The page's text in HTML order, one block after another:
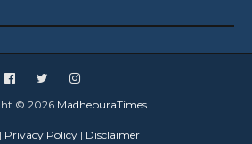
© 2026 MadhepuraTimes
| Privacy Policy | Disclaimer